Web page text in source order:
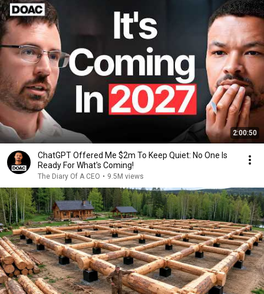
2:00:50
ChatGPT Offered Me $2m To Keep Quiet: No One Is
Ready For What's Coming!
The Diary Of A CEO • 9.5M views